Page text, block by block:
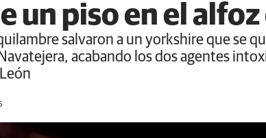
un piso en el alfoz
salvaron a un yorkshire que se
acabando los dos agentes